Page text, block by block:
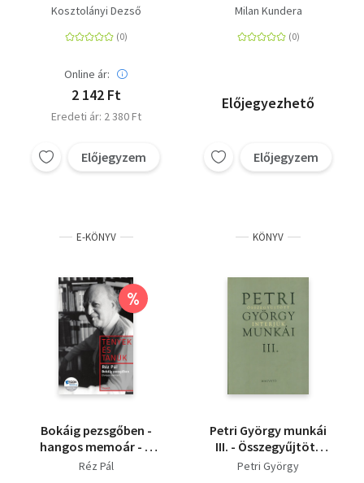
Kosztolányi Dezső
Online ár:
2 142 Ft
Eredeti ár: 2 380 Ft
Előjegyzem
Milan Kundera
Előjegyezhető
Előjegyzem
E-KÖNYV
%
Bokáig pezsgőben -
hangos memoár - A
beszélgetőtárs: Parti
Réz Pál
KÖNYV
Petri György munkái
III. - Összegyűjtött
interjúk
Petri György